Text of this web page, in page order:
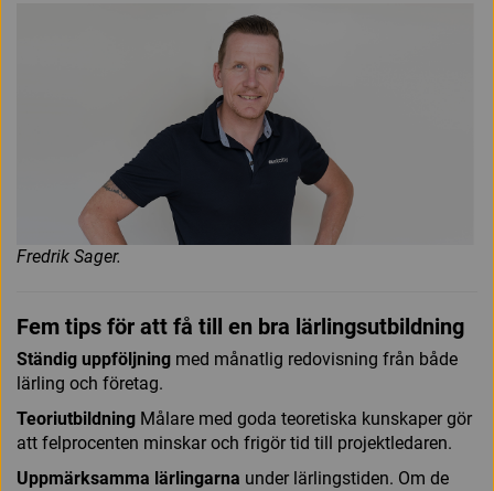
Fredrik Sager.
Fem tips för att få till en bra lärlingsutbildning
Ständig uppföljning med månatlig redo­visning från både
lärling och företag.
Teoriutbildning Målare med goda teoretiska kunskaper gör
att fel­procenten minskar och frigör tid till projekt­ledaren.
Uppmärksamma ­lärlingarna under lärlingstiden. Om de